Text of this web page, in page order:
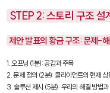
STEP 2: 스토리 구조
제안 발표의 황금 구조: 문제-
1. 오프닝 (1분): 공감과 주목
2. 문제 정의 (2분): 클라이언트의 현재 상
3. 솔루션 제시 (5분): 우리의 해결 방법과